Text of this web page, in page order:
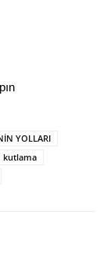
YOLLARI
kutlama